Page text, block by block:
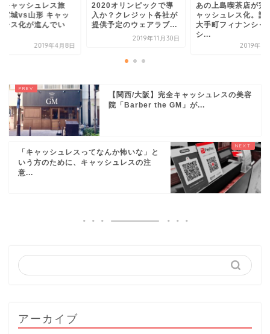
キャッシュレス旅
宮城vs山形 キャッ
レス化が進んでい
2019年4月8日
2020オリンピックで導
入か？クレジット各社が
提供予定のウェアラブ...
2019年11月30日
あの上島喫茶店が完
ャッシュレス化。話
大手町フィナンシャ
シ...
2019年3
【関西/大阪】完全キャッシュレスの美容
院「Barber the GM」が...
「キャッシュレスってなんか怖いな」と
いう方のために、キャッシュレスの注
意...
アーカイブ